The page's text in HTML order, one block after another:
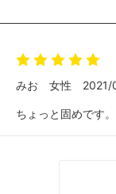
みお 女性
ちょっと固めです